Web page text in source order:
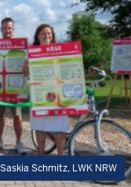
Saskia Schmitz, LWK NRW